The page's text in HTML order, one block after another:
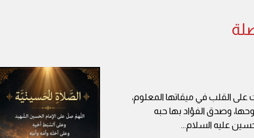
على القلب في ميقاتها المعلوم،
وصدق الفؤاد بها حبه
عليه السلام...